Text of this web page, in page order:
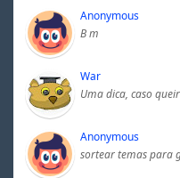
Anonymous
B m
War
Uma dica, caso
Anonymous
sortear temas para